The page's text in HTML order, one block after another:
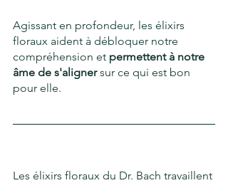
Agissant en profondeur, les élixirs
floraux aident à débloquer notre
compréhension et permettent à notre
âme de s'aligner sur ce qui est bon
pour elle.
Les élixirs floraux du Dr. Bach travaillent